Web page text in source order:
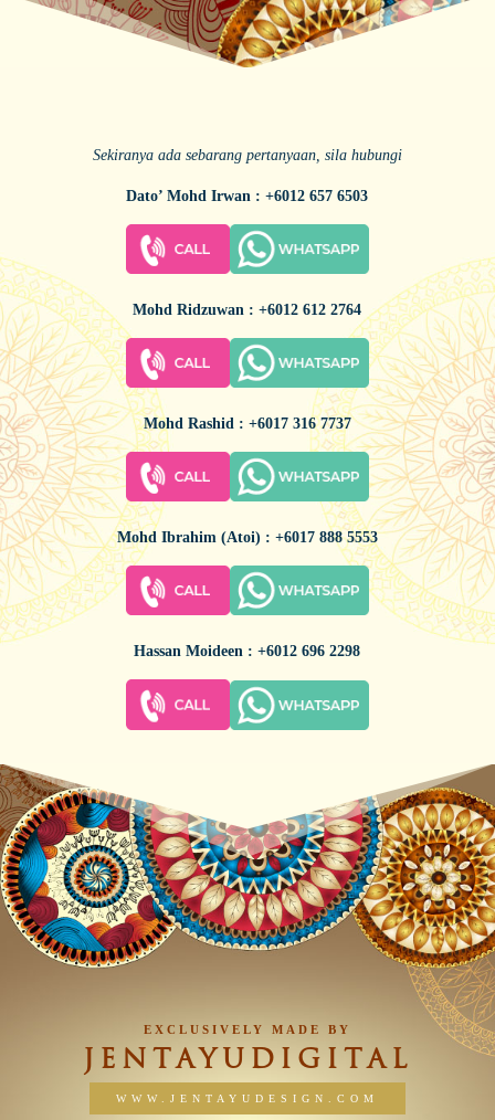
Sekiranya ada sebarang pertanyaan, sila hubungi
Dato’ Mohd Irwan : +6012 657 6503
Mohd Ridzuwan : +6012 612 2764
Mohd Rashid : +6017 316 7737
Mohd Ibrahim (Atoi) : +6017 888 5553
Hassan Moideen : +6012 696 2298
EXCLUSIVELY MADE BY
JENTAYUDIGITAL
WWW.JENTAYUDESIGN.COM